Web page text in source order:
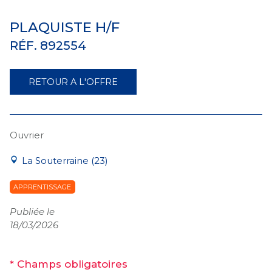
PLAQUISTE H/F
RÉF. 892554
RETOUR A L'OFFRE
Ouvrier
La Souterraine (23)
APPRENTISSAGE
Publiée le
18/03/2026
* Champs obligatoires